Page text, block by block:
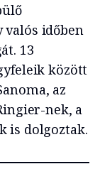
valós időben
13
között
az
nek, a
is dolgoztak.